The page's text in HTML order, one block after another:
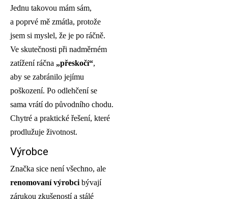
Jednu takovou mám sám,
a poprvé mě zmátla, protože
jsem si myslel, že je po ráčně.
Ve skutečnosti při nadměrném
zatížení ráčna „přeskočí“,
aby se zabránilo jejímu
poškození. Po odlehčení se
sama vrátí do původního chodu.
Chytré a praktické řešení, které
prodlužuje životnost.
Výrobce
Značka sice není všechno, ale
renomovaní výrobci bývají
zárukou zkušeností a stálé